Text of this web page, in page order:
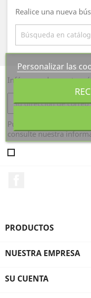
Realice una nueva
Infórmese de nuestras
Puede darse de baja en
consulte nuestra
PRODUCTOS
NUESTRA EMPRESA
SU CUENTA
Personalizar las